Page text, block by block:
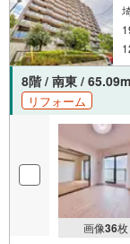
8階 / 南東 / 65.09m
リフォーム
画像36枚